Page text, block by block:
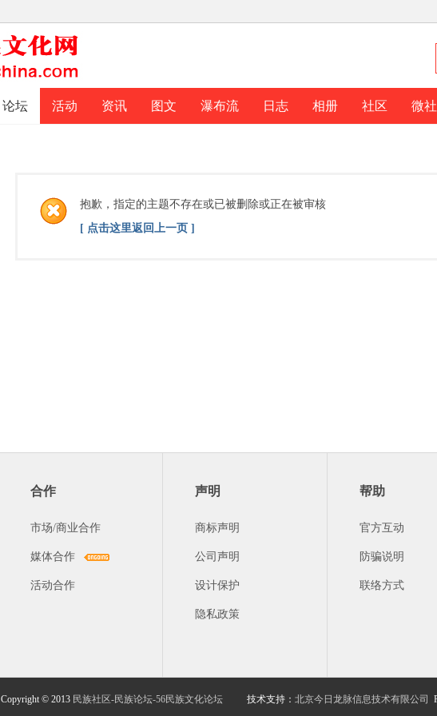
论坛 活动 资讯 图文 瀑布流 日志 相册 社区 微
抱歉，指定的主题不存在或已被删除或正在被审核
[ 点击这里返回上一页 ]
合作
市场/商业合作
媒体合作
活动合作
声明
商标声明
公司声明
设计保护
隐私政策
帮助
官方互动
防骗说明
联络方式
Copyright © 2013 民族社区-民族论坛-56民族文化论坛 技术支持： 北京今日龙脉信息技术有限公司